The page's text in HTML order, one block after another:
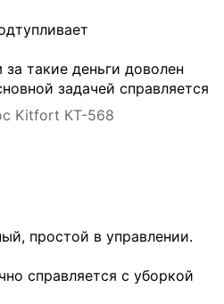
такие деньги доволен
задачей справляется
Kitfort КТ-568
простой в управлении.
справляется с уборкой